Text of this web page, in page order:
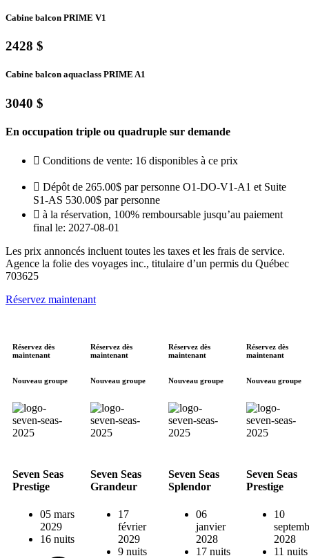
Cabine balcon PRIME V1
2428 $
Cabine balcon aquaclass PRIME A1
3040 $
En occupation triple ou quadruple sur demande
Conditions de vente: 16 disponibles à ce prix
Dépôt de 265.00$ par personne O1-DO-V1-A1 et Suite
S1-AS 530.00$ par personne
à la réservation, 100% remboursable jusqu’au paiement
final le: 2027-08-01
Les prix annoncés incluent toutes les taxes et les frais de service.
Agence la folie des voyages inc., titulaire d’un permis du Québec
703625
Réservez maintenant
Réservez dès
maintenant
Nouveau groupe
Seven Seas
Prestige
05 mars
2029
16 nuits
Réservez dès
maintenant
Nouveau groupe
Seven Seas
Grandeur
17
février
2029
9 nuits
Réservez dès
maintenant
Nouveau groupe
Seven Seas
Splendor
06
janvier
2028
17 nuits
Réservez dès
maintenant
Nouveau groupe
Seven Seas
Prestige
10
2028
11 nuits